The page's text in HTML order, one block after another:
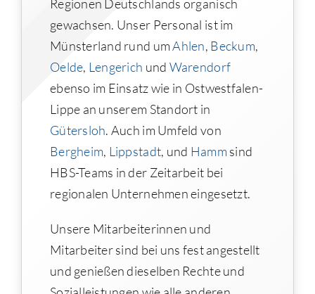
Regionen Deutschlands organisch
gewachsen. Unser Personal ist im
Münsterland rund umAhlen, Beckum,
Oelde, Lengerich und Warendorf
ebenso im Einsatz wie in Ostwestfalen-
Lippe an unserem Standort in
Gütersloh. Auch im Umfeld von
Bergheim, Lippstadt, und Hammsind
HBS-Teams in der Zeitarbeit bei
regionalen Unternehmen eingesetzt.
Unsere Mitarbeiterinnen und
Mitarbeiter sind bei uns fest angestellt
und genießen dieselben Rechte und